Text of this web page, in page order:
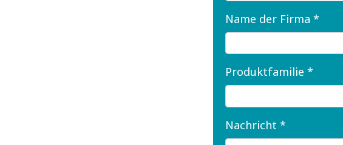
Name der Firma *
Produktfamilie *
Nachricht *